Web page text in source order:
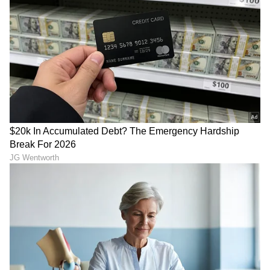
Image Credit :Asianet News
ಮುಂದಿನ 7 ದಿನಗಳ ಮಳೆ ಮುನ್ಸೂಚನೆ:
ಮೇ 24-25: ಬಳ್ಳಾರಿ, ಚಿತ್ರದುರ್ಗ, ವಿಜಯನಗರ ಮತ್ತು
ತುಮಕೂರು ಭಾಗಗಳಲ್ಲಿ ಗಾಳಿ ಸಹಿತ ಮಳೆ.
ಮೇ 26-27: ಮೈಸೂರು, ಮಂಡ್ಯ, ರಾಮನಗರ ಸೇರಿದಂತೆ
ಮೇ 28-29: ರಾಜ್ಯದ ಬಹುತೇಕ ಎಲ್ಲಾ ಜಿಲ್ಲೆಗಳಲ್ಲಿ
(ಕರಾವಳಿ, ಉತ್ತರ ಮತ್ತು ದಕ್ಷಿಣ ಒಳನಾಡು) ವ್ಯಾಪಕವಾಗಿ
ಮಳೆಯಾಗುವ ಸಾಧ್ಯತೆಯಿದೆ.